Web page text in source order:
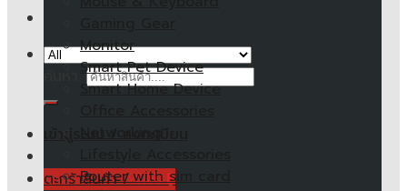
ตะกร้าสินค้า /0.00฿
Monitor
Smart Pet Device
Smart Home Device
Router with sim card